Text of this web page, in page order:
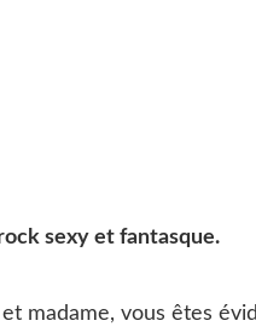
sexy et fantasque.
madame, vous êtes